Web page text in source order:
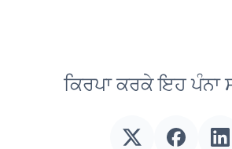
ਕਿਰਪਾ ਕਰਕੇ ਇਹ ਪੰਨਾ